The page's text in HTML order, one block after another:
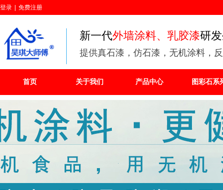
新一代外墙涂料、乳胶漆研
提供真石漆，仿石漆，无机涂料，
登录 免费注册
首页 关于我们 产品中心 图彩石系